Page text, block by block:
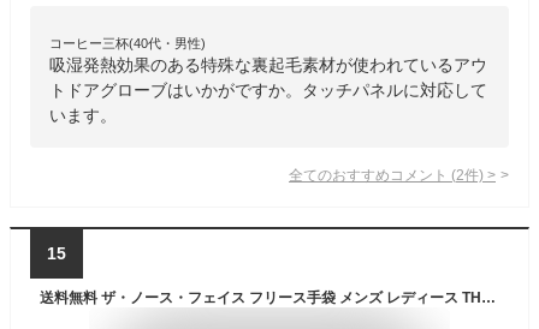
コーヒー三杯(40代・男性)
吸湿発熱効果のある特殊な裏起毛素材が使われているアウ
トドアグローブはいかがですか。タッチパネルに対応して
います。
全てのおすすめコメント (2件) >
15
送料無料 ザ・ノース・フェイス フリース手袋 メンズ レディース THE NORTH FACE バーサロフトイーチップグローブ 防寒用手袋 保温 スマホ・タッチパネル対応 ユニセックス ブランド アウトドア アクセサリー カジュアル 普段使い 男女兼用 冬用手袋 手ぶくろ/NN62311